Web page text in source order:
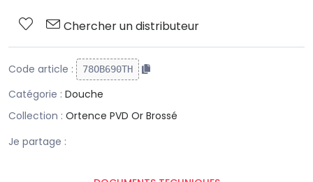
Chercher un distributeur
Code article : 78OB690TH
Catégorie : Douche
Collection : Ortence PVD Or Brossé
Je partage :